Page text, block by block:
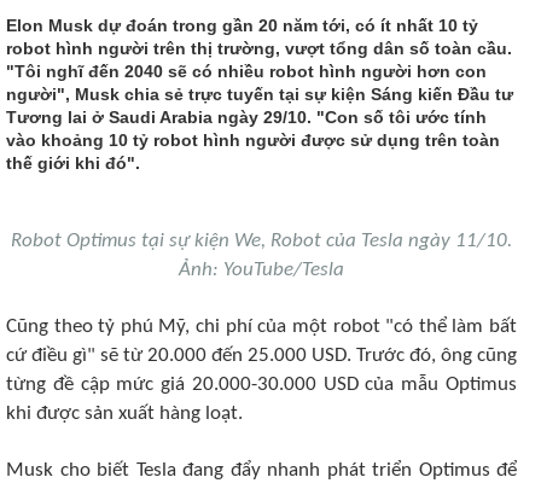
Elon Musk dự đoán trong gần 20 năm tới, có ít nhất 10 tỷ
robot hình người trên thị trường, vượt tổng dân số toàn cầu.
"Tôi nghĩ đến 2040 sẽ có nhiều robot hình người hơn con
người", Musk chia sẻ trực tuyến tại sự kiện Sáng kiến Đầu tư
Tương lai ở Saudi Arabia ngày 29/10. "Con số tôi ước tính
vào khoảng 10 tỷ robot hình người được sử dụng trên toàn
thế giới khi đó".
Robot Optimus tại sự kiện We, Robot của Tesla ngày 11/10.
Ảnh: YouTube/Tesla
Cũng theo tỷ phú Mỹ, chi phí của một robot "có thể làm bất
cứ điều gì" sẽ từ 20.000 đến 25.000 USD. Trước đó, ông cũng
từng đề cập mức giá 20.000-30.000 USD của mẫu Optimus
khi được sản xuất hàng loạt.
Musk cho biết Tesla đang đẩy nhanh phát triển Optimus để